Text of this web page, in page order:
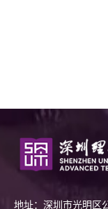
地址：深圳市光明区